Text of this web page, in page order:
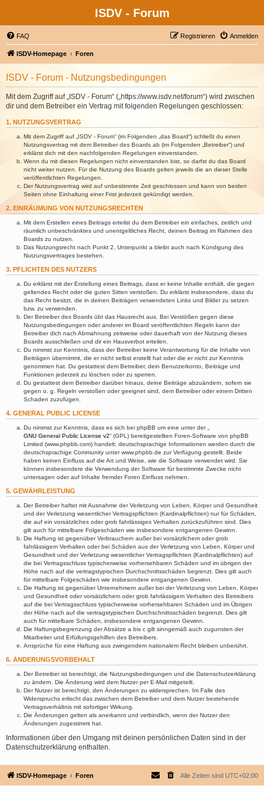
ISDV - Forum
FAQ Anmelden
Registrieren
ISDV-Homepage Foren
ISDV - Forum - Nutzungsbedingungen
Mit dem Zugriff auf „ISDV - Forum“ („https://www.isdv.net/forum“) wird zwischen
dir und dem Betreiber ein Vertrag mit folgenden Regelungen geschlossen:
1. NUTZUNGSVERTRAG
Mit dem Zugriff auf „ISDV - Forum“ (im Folgenden „das Board“) schließt du einen
Nutzungsvertrag mit dem Betreiber des Boards ab (im Folgenden „Betreiber“) und
erklärst dich mit den nachfolgenden Regelungen einverstanden.
Wenn du mit diesen Regelungen nicht einverstanden bist, so darfst du das Board
nicht weiter nutzen. Für die Nutzung des Boards gelten jeweils die an dieser Stelle
veröffentlichten Regelungen.
Der Nutzungsvertrag wird auf unbestimmte Zeit geschlossen und kann von beiden
Seiten ohne Einhaltung einer Frist jederzeit gekündigt werden.
2. EINRÄUMUNG VON NUTZUNGSRECHTEN
Mit dem Erstellen eines Beitrags erteilst du dem Betreiber ein einfaches, zeitlich und
räumlich unbeschränktes und unentgeltliches Recht, deinen Beitrag im Rahmen des
Boards zu nutzen.
Das Nutzungsrecht nach Punkt 2, Unterpunkt a bleibt auch nach Kündigung des
Nutzungsvertrages bestehen.
3. PFLICHTEN DES NUTZERS
Du erklärst mit der Erstellung eines Beitrags, dass er keine Inhalte enthält, die gegen
geltendes Recht oder die guten Sitten verstoßen. Du erklärst insbesondere, dass du
das Recht besitzt, die in deinen Beiträgen verwendeten Links und Bilder zu setzen
bzw. zu verwenden.
Der Betreiber des Boards übt das Hausrecht aus. Bei Verstößen gegen diese
Nutzungsbedingungen oder anderer im Board veröffentlichten Regeln kann der
Betreiber dich nach Abmahnung zeitweise oder dauerhaft von der Nutzung dieses
Boards ausschließen und dir ein Hausverbot erteilen.
Du nimmst zur Kenntnis, dass der Betreiber keine Verantwortung für die Inhalte von
Beiträgen übernimmt, die er nicht selbst erstellt hat oder die er nicht zur Kenntnis
genommen hat. Du gestattest dem Betreiber, dein Benutzerkonto, Beiträge und
Funktionen jederzeit zu löschen oder zu sperren.
Du gestattest dem Betreiber darüber hinaus, deine Beiträge abzuändern, sofern sie
gegen o. g. Regeln verstoßen oder geeignet sind, dem Betreiber oder einem Dritten
Schaden zuzufügen.
4. GENERAL PUBLIC LICENSE
Du nimmst zur Kenntnis, dass es sich bei phpBB um eine unter der „
GNU General Public License v2“ (GPL) bereitgestellten Foren-Software von phpBB
Limited (www.phpbb.com) handelt; deutschsprachige Informationen werden durch die
deutschsprachige Community unter www.phpbb.de zur Verfügung gestellt. Beide
haben keinen Einfluss auf die Art und Weise, wie die Software verwendet wird. Sie
können insbesondere die Verwendung der Software für bestimmte Zwecke nicht
untersagen oder auf Inhalte fremder Foren Einfluss nehmen.
5. GEWÄHRLEISTUNG
Der Betreiber haftet mit Ausnahme der Verletzung von Leben, Körper und Gesundheit
und der Verletzung wesentlicher Vertragspflichten (Kardinalpflichten) nur für Schäden,
die auf ein vorsätzliches oder grob fahrlässiges Verhalten zurückzuführen sind. Dies
gilt auch für mittelbare Folgeschäden wie insbesondere entgangenen Gewinn.
Die Haftung ist gegenüber Verbrauchern außer bei vorsätzlichem oder grob
fahrlässigem Verhalten oder bei Schäden aus der Verletzung von Leben, Körper und
Gesundheit und der Verletzung wesentlicher Vertragspflichten (Kardinalpflichten) auf
die bei Vertragsschluss typischerweise vorhersehbaren Schäden und im übrigen der
Höhe nach auf die vertragstypischen Durchschnittsschäden begrenzt. Dies gilt auch
für mittelbare Folgeschäden wie insbesondere entgangenen Gewinn.
Die Haftung ist gegenüber Unternehmern außer bei der Verletzung von Leben, Körper
und Gesundheit oder vorsätzlichem oder grob fahrlässigem Verhalten des Betreibers
auf die bei Vertragsschluss typischerweise vorhersehbaren Schäden und im Übrigen
der Höhe nach auf die vertragstypischen Durchschnittsschäden begrenzt. Dies gilt
auch für mittelbare Schäden, insbesondere entgangenen Gewinn.
Die Haftungsbegrenzung der Absätze a bis c gilt sinngemäß auch zugunsten der
Mitarbeiter und Erfüllungsgehilfen des Betreibers.
Ansprüche für eine Haftung aus zwingendem nationalem Recht bleiben unberührt.
6. ÄNDERUNGSVORBEHALT
Der Betreiber ist berechtigt, die Nutzungsbedingungen und die Datenschutzerklärung
zu ändern. Die Änderung wird dem Nutzer per E-Mail mitgeteilt.
Der Nutzer ist berechtigt, den Änderungen zu widersprechen. Im Falle des
Widerspruchs erlischt das zwischen dem Betreiber und dem Nutzer bestehende
Vertragsverhältnis mit sofortiger Wirkung.
Die Änderungen gelten als anerkannt und verbindlich, wenn der Nutzer den
Änderungen zugestimmt hat.
Informationen über den Umgang mit deinen persönlichen Daten sind in der
Datenschutzerklärung enthalten.
ISDV-Homepage Foren Alle Zeiten sind UTC+02:00